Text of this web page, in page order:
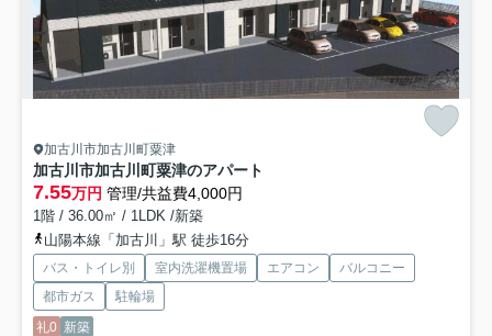
加古川市加古川町粟津
加古川市加古川町粟津のアパート
7.55万円 管理/共益費4,000円
1階 / 36.00㎡ / 1LDK /新築
山陽本線「加古川」駅 徒歩16分
バス・トイレ別 室内洗濯機置場 エアコン
バルコニー
都市ガス
駐輪場
礼0 新築